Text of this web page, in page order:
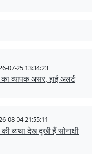
07-25 13:34:23
का व्यापक असर, हाई अलर्ट
08-04 21:55:11
व्यथा देख दुखी हैं सोनाक्षी